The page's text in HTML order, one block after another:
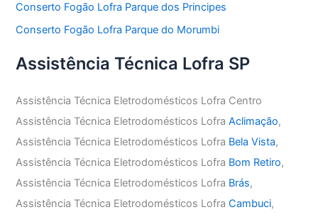
Conserto Fogão Lofra Parque dos Principes
Conserto Fogão Lofra Parque do Morumbi
Assistência Técnica Lofra SP
Assistência Técnica Eletrodomésticos Lofra Centro
Assistência Técnica Eletrodomésticos LofraAclimação,
Assistência Técnica Eletrodomésticos Lofra Bela Vista,
Assistência Técnica Eletrodomésticos Lofra Bom Retiro,
Assistência Técnica Eletrodomésticos Lofra Brás,
Assistência Técnica Eletrodomésticos LofraCambuci,